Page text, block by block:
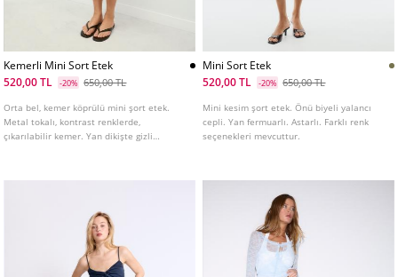
Kemerli Mini Sort Etek
520,00 TL
-20% 650,00 TL
Orta bel, kemer köprülü mini şort etek.
Metal tokalı, kontrast renklerde,
çıkarılabilir kemer. Yan dikişte gizli
Mini Sort Etek
520,00 TL
-20% 650,00 TL
Mini kesim şort etek. Önü biyeli yalancı
cepli. Yan fermuarlı. Astarlı. Farklı renk
seçenekleri mevcuttur.